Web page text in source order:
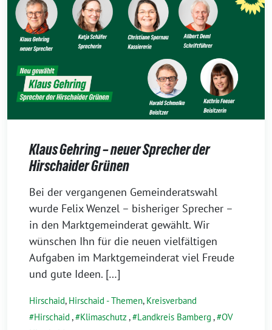
Klaus Gehring – neuer Sprecher der
Hirschaider Grünen
19.
Mai
2026
Bei der vergangenen Gemeinderatswahl
wurde Felix Wenzel – bisheriger Sprecher –
in den Marktgemeinderat gewählt. Wir
wünschen Ihn für die neuen vielfältigen
Aufgaben im Marktgemeinderat viel Freude
und gute Ideen. […]
Hirschaid, Hirschaid - Themen, Kreisverband
Hirschaid , Klimaschutz , Landkreis Bamberg , OV